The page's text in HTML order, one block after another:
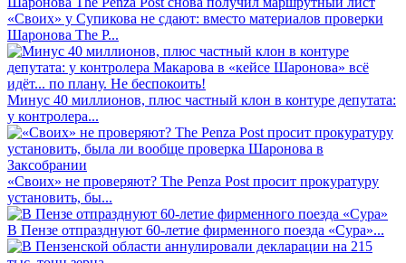
«Своих» у Супикова не сдают: вместо материалов проверки
Шаронова The P...
Минус 40 миллионов, плюс частный клон в контуре депутата:
у контролера...
«Своих» не проверяют? The Penza Post просит прокуратуру
установить, бы...
В Пензе отпразднуют 60-летие фирменного поезда «Сура»...